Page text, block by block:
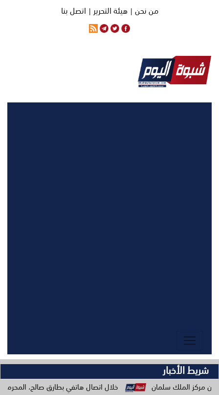
من نحن |هيئة التحرير | اتصل بنا
شريط الأخبار
خلال اتصال هاتفي بطارق صالح، المحرمي يؤكد وحدة